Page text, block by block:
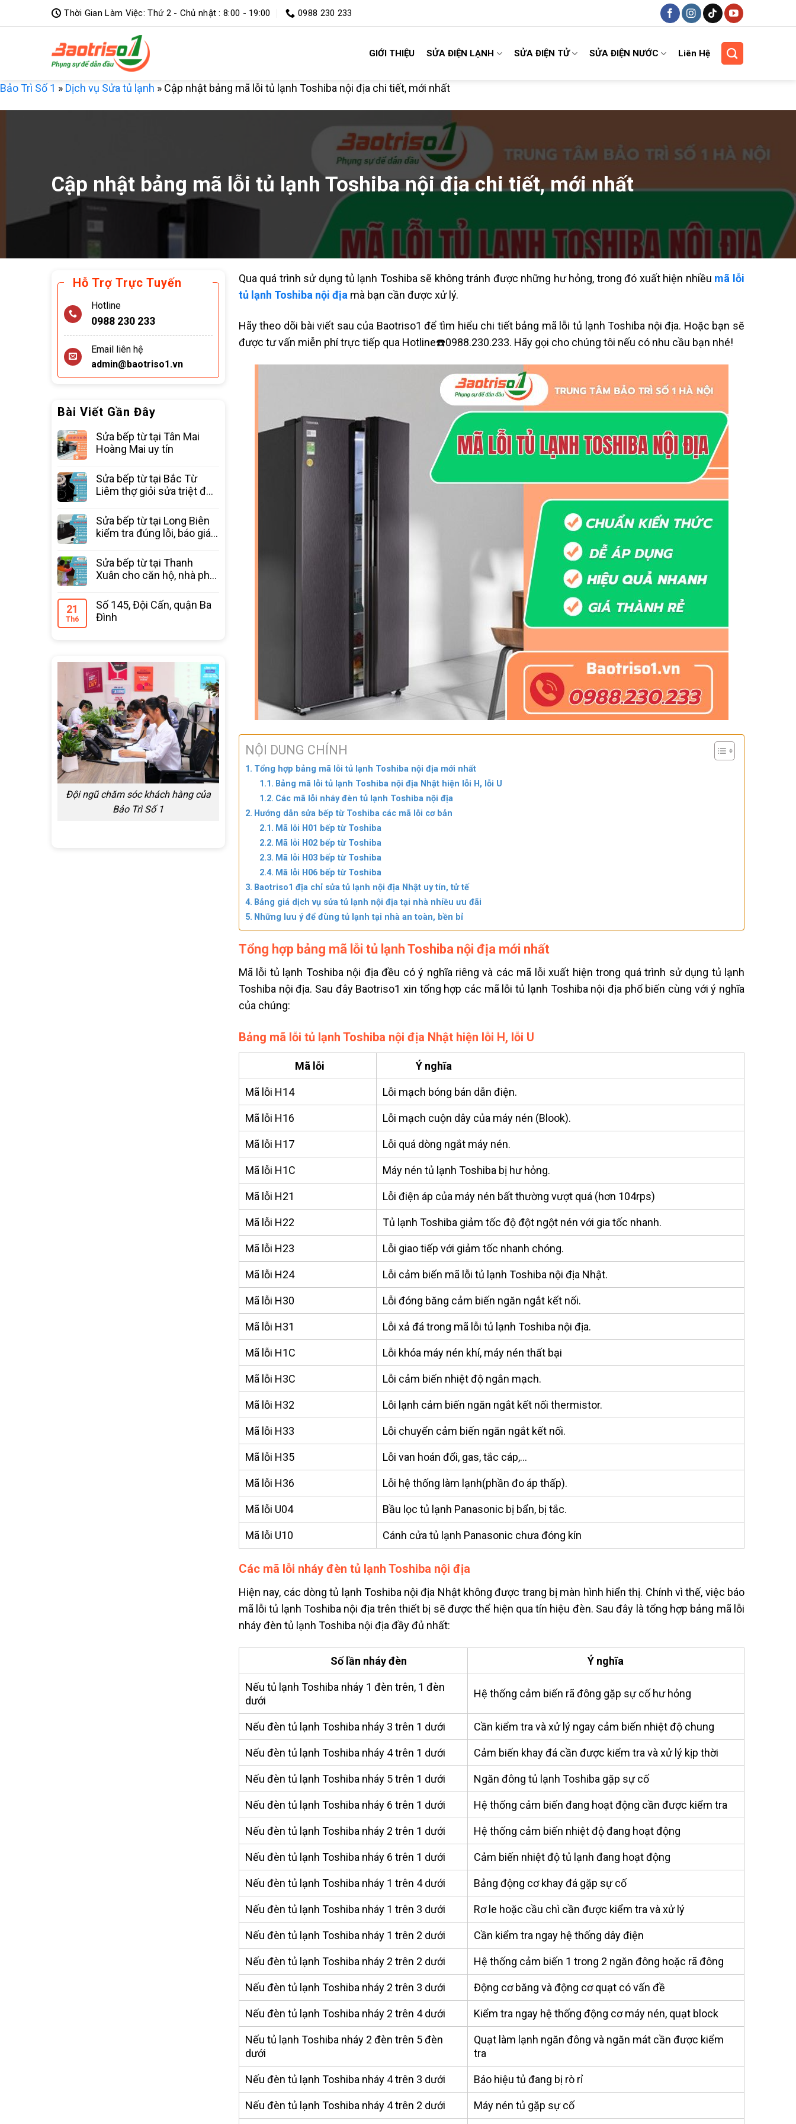
qua
Thời Gian Làm Việc: Thứ 2 - Chủ nhật : 8:00 - 19:00 0988 230 233
GIỚI THIỆU SỬA ĐIỆN LẠNH SỬA ĐIỆN TỬ SỬA ĐIỆN NƯỚC Liên Hệ
Bảo Trì Số 1 » Dịch vụ Sửa tủ lạnh » Cập nhật bảng mã lỗi tủ lạnh Toshiba nội địa chi tiết, mới nhất
Cập nhật bảng mã lỗi tủ lạnh Toshiba nội địa chi tiết, mới nhất
Hỗ Trợ Trực Tuyến
Hotline
0988 230 233
Email liên hệ
admin@baotriso1.vn
Bài Viết Gần Đây
Sửa bếp từ tại Tân Mai
Hoàng Mai uy tín
Sửa bếp từ tại Bắc Từ
Liêm thợ giỏi sửa triệt để
Sửa bếp từ tại Long Biên
kiểm tra đúng lỗi, báo giá
Sửa bếp từ tại Thanh
Xuân cho căn hộ, nhà phố
21
Th6
Số 145, Đội Cấn, quận Ba
Đình
Đội ngũ chăm sóc khách hàng của
Bảo Trì Số 1
Qua quá trình sử dụng tủ lạnh Toshiba sẽ không tránh được những hư hỏng, trong đó xuất hiện nhiều mã lỗi
tủ lạnh Toshiba nội địamà bạn cần được xử lý.
Hãy theo dõi bài viết sau của Baotriso1 để tìm hiểu chi tiết bảng mã lỗi tủ lạnh Toshiba nội địa. Hoặc bạn sẽ
được tư vấn miễn phí trực tiếp qua Hotline☎️0988.230.233. Hãy gọi cho chúng tôi nếu có nhu cầu bạn nhé!
NỘI DUNG CHÍNH
Tổng hợp bảng mã lỗi tủ lạnh Toshiba nội địa mới nhất
Bảng mã lỗi tủ lạnh Toshiba nội địa Nhật hiện lỗi H, lỗi U
Các mã lỗi nháy đèn tủ lạnh Toshiba nội địa
Hướng dẫn sửa bếp từ Toshiba các mã lỗi cơ bản
Mã lỗi H01 bếp từ Toshiba
Mã lỗi H02 bếp từ Toshiba
Mã lỗi H03 bếp từ Toshiba
Mã lỗi H06 bếp từ Toshiba
Baotriso1 địa chỉ sửa tủ lạnh nội địa Nhật uy tín, tử tế
Bảng giá dịch vụ sửa tủ lạnh nội địa tại nhà nhiều ưu đãi
Những lưu ý để đùng tủ lạnh tại nhà an toàn, bền bỉ
Tổng hợp bảng mã lỗi tủ lạnh Toshiba nội địa mới nhất
Mã lỗi tủ lạnh Toshiba nội địa đều có ý nghĩa riêng và các mã lỗi xuất hiện trong quá trình sử dụng tủ lạnh
Toshiba nội địa. Sau đây Baotriso1 xin tổng hợp các mã lỗi tủ lạnh Toshiba nội địa phổ biến cùng với ý nghĩa
của chúng:
Bảng mã lỗi tủ lạnh Toshiba nội địa Nhật hiện lỗi H, lỗi U
Mã lỗi Ý nghĩa
Mã lỗi H14 Lỗi mạch bóng bán dẫn điện.
Mã lỗi H16 Lỗi mạch cuộn dây của máy nén (Blook).
Mã lỗi H17 Lỗi quá dòng ngắt máy nén.
Mã lỗi H1C Máy nén tủ lạnh Toshiba bị hư hỏng.
Mã lỗi H21 Lỗi điện áp của máy nén bất thường vượt quá (hơn 104rps)
Mã lỗi H22 Tủ lạnh Toshiba giảm tốc độ đột ngột nén với gia tốc nhanh.
Mã lỗi H23 Lỗi giao tiếp với giảm tốc nhanh chóng.
Mã lỗi H24 Lỗi cảm biến mã lỗi tủ lạnh Toshiba nội địa Nhật.
Mã lỗi H30 Lỗi đóng băng cảm biến ngăn ngắt kết nối.
Mã lỗi H31 Lỗi xả đá trong mã lỗi tủ lạnh Toshiba nội địa.
Mã lỗi H1C Lỗi khóa máy nén khí, máy nén thất bại
Mã lỗi H3C Lỗi cảm biến nhiệt độ ngắn mạch.
Mã lỗi H32 Lỗi lạnh cảm biến ngăn ngắt kết nối thermistor.
Mã lỗi H33 Lỗi chuyển cảm biến ngăn ngắt kết nối.
Mã lỗi H35 Lỗi van hoán đổi, gas, tắc cáp,…
Mã lỗi H36 Lỗi hệ thống làm lạnh(phần đo áp thấp).
Mã lỗi U04 Bầu lọc tủ lạnh Panasonic bị bẩn, bị tắc.
Mã lỗi U10 Cánh cửa tủ lạnh Panasonic chưa đóng kín
Các mã lỗi nháy đèn tủ lạnh Toshiba nội địa
Hiện nay, các dòng tủ lạnh Toshiba nội địa Nhật không được trang bị màn hình hiển thị. Chính vì thế, việc báo
mã lỗi tủ lạnh Toshiba nội địa trên thiết bị sẽ được thể hiện qua tín hiệu đèn. Sau đây là tổng hợp bảng mã lỗi
nháy đèn tủ lạnh Toshiba nội địa đầy đủ nhất:
Số lần nháy đèn Ý nghĩa
Nếu tủ lạnh Toshiba nháy 1 đèn trên, 1 đèn
dưới
Hệ thống cảm biến rã đông gặp sự cố hư hỏng
Nếu đèn tủ lạnh Toshiba nháy 3 trên 1 dưới Cần kiểm tra và xử lý ngay cảm biến nhiệt độ chung
Nếu đèn tủ lạnh Toshiba nháy 4 trên 1 dưới Cảm biến khay đá cần được kiểm tra và xử lý kịp thời
Nếu đèn tủ lạnh Toshiba nháy 5 trên 1 dưới Ngăn đông tủ lạnh Toshiba gặp sự cố
Nếu đèn tủ lạnh Toshiba nháy 6 trên 1 dưới Hệ thống cảm biến đang hoạt động cần được kiểm tra
Nếu đèn tủ lạnh Toshiba nháy 2 trên 1 dưới Hệ thống cảm biến nhiệt độ đang hoạt động
Nếu đèn tủ lạnh Toshiba nháy 6 trên 1 dưới Cảm biến nhiệt độ tủ lạnh đang hoạt động
Nếu đèn tủ lạnh Toshiba nháy 1 trên 4 dưới Bảng động cơ khay đá gặp sự cố
Nếu đèn tủ lạnh Toshiba nháy 1 trên 3 dưới Rơ le hoặc cầu chì cần được kiểm tra và xử lý
Nếu đèn tủ lạnh Toshiba nháy 1 trên 2 dưới Cần kiểm tra ngay hệ thống dây điện
Nếu đèn tủ lạnh Toshiba nháy 2 trên 2 dưới Hệ thống cảm biến 1 trong 2 ngăn đông hoặc rã đông
Nếu đèn tủ lạnh Toshiba nháy 2 trên 3 dưới Động cơ băng và động cơ quạt có vấn đề
Nếu đèn tủ lạnh Toshiba nháy 2 trên 4 dưới Kiểm tra ngay hệ thống động cơ máy nén, quạt block
Nếu tủ lạnh Toshiba nháy 2 đèn trên 5 đèn
dưới
Quạt làm lạnh ngăn đông và ngăn mát cần được kiểm
tra
Nếu đèn tủ lạnh Toshiba nháy 4 trên 3 dưới Báo hiệu tủ đang bị rò rỉ
Nếu đèn tủ lạnh Toshiba nháy 4 trên 2 dưới Máy nén tủ gặp sự cố